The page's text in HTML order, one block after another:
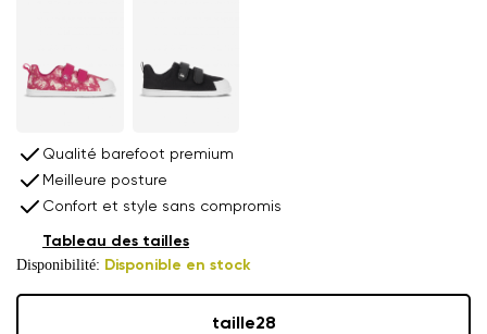
Qualité barefoot premium
Meilleure posture
Confort et style sans compromis
Disponibilité: Disponible en stock
Tableau des tailles
taille28